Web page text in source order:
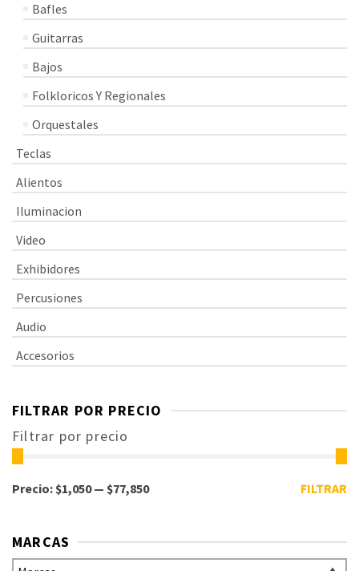
Bafles
Guitarras
Bajos
Folkloricos Y Regionales
Orquestales
Teclas
Alientos
Iluminacion
Video
Exhibidores
Percusiones
Audio
Accesorios
FILTRAR POR PRECIO
Filtrar por precio
FILTRAR
Precio:$1,050— $77,850
MARCAS